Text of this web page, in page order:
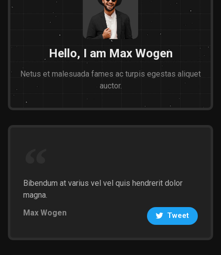
Hello, I am Max Wogen
Netus et malesuada fames ac turpis egestas aliquet
auctor.
Bibendum at varius vel vel quis hendrerit dolor
magna.
Max Wogen
Tweet